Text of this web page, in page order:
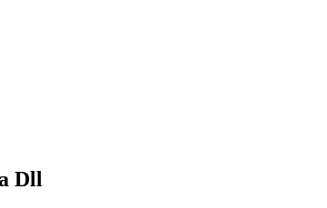
Dll